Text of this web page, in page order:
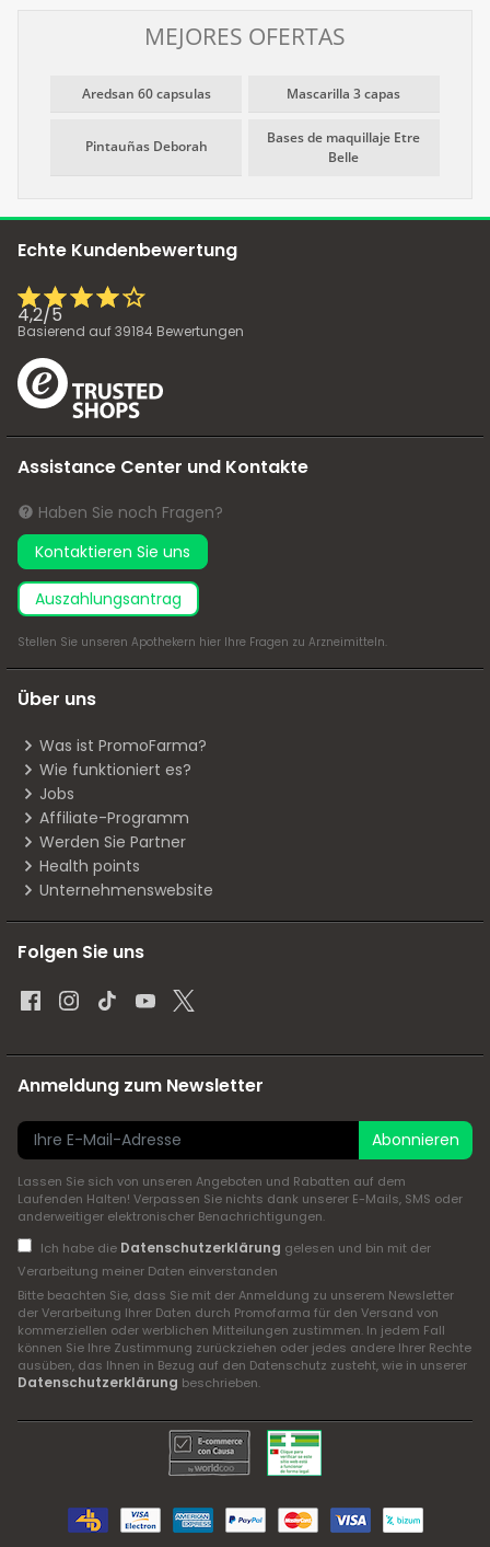
MEJORES OFERTAS
Aredsan 60 capsulas Mascarilla 3 capas
Pintauñas Deborah
Bases de maquillaje Etre
Belle
Echte Kundenbewertung
4,2/5
Basierend auf39184 Bewertungen
Assistance Center und Kontakte
Haben Sie noch Fragen?
Kontaktieren Sie uns
Auszahlungsantrag
Stellen Sie unseren Apothekern hier Ihre Fragen zu Arzneimitteln.
Über uns
Was ist PromoFarma?
Wie funktioniert es?
Jobs
Affiliate-Programm
Werden Sie Partner
Health points
Unternehmenswebsite
Folgen Sie uns
Anmeldung zum Newsletter
Abonnieren
Lassen Sie sich von unseren Angeboten und Rabatten auf dem
Laufenden Halten! Verpassen Sie nichts dank unserer E-Mails, SMS oder
anderweitiger elektronischer Benachrichtigungen.
Ich habe die Datenschutzerklärung gelesen und bin mit der
Verarbeitung meiner Daten einverstanden
Bitte beachten Sie, dass Sie mit der Anmeldung zu unserem Newsletter
der Verarbeitung Ihrer Daten durch Promofarma für den Versand von
kommerziellen oder werblichen Mitteilungen zustimmen. In jedem Fall
können Sie Ihre Zustimmung zurückziehen oder jedes andere Ihrer Rechte
ausüben, das Ihnen in Bezug auf den Datenschutz zusteht, wie in unserer
Datenschutzerklärung beschrieben.